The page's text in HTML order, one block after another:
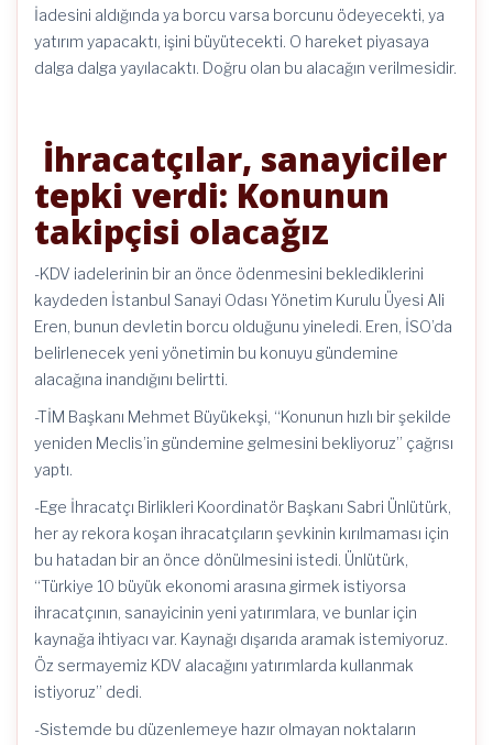
İadesini aldığında ya borcu varsa borcunu ödeyecekti, ya
yatırım yapacaktı, işini büyütecekti. O hareket piyasaya
dalga dalga yayılacaktı. Doğru olan bu alacağın verilmesidir.
İhracatçılar, sanayiciler
tepki verdi: Konunun
takipçisi olacağız
-KDV iadelerinin bir an önce ödenmesini beklediklerini
kaydeden İstanbul Sanayi Odası Yönetim Kurulu Üyesi Ali
Eren, bunun devletin borcu olduğunu yineledi. Eren, İSO’da
belirlenecek yeni yönetimin bu konuyu gündemine
alacağına inandığını belirtti.
-TİM Başkanı Mehmet Büyükekşi, “Konunun hızlı bir şekilde
yeniden Meclis’in gündemine gelmesini bekliyoruz” çağrısı
yaptı.
-Ege İhracatçı Birlikleri Koordinatör Başkanı Sabri Ünlütürk,
her ay rekora koşan ihracatçıların şevkinin kırılmaması için
bu hatadan bir an önce dönülmesini istedi. Ünlütürk,
“Türkiye 10 büyük ekonomi arasına girmek istiyorsa
ihracatçının, sanayicinin yeni yatırımlara, ve bunlar için
kaynağa ihtiyacı var. Kaynağı dışarıda aramak istemiyoruz.
Öz sermayemiz KDV alacağını yatırımlarda kullanmak
istiyoruz” dedi.
-Sistemde bu düzenlemeye hazır olmayan noktaların